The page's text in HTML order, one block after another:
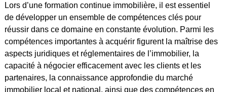
Lors d’une formation continue immobilière, il est essentiel
de développer un ensemble de compétences clés pour
réussir dans ce domaine en constante évolution. Parmi les
compétences importantes à acquérir figurent la maîtrise des
aspects juridiques et réglementaires de l’immobilier, la
capacité à négocier efficacement avec les clients et les
partenaires, la connaissance approfondie du marché
immobilier local et national, ainsi que des compétences en